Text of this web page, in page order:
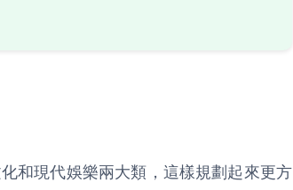
和現代娛樂兩大類，這樣規劃起來更方